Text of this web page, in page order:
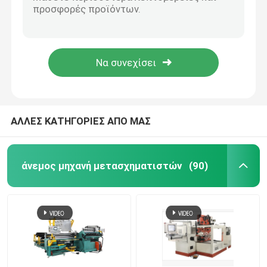
Μηχανή χύτευσης ρητίνης υπό κενό
Φούρνος ανάψυξης υπό κενό
Κέντρο τραύματος μετασχηματιστή
ΚΡΟ ΚΡΝΟ
ΑΛΛΕΣ ΚΑΤΗΓΟΡΙΕΣ ΑΠΟ ΜΑΣ
άνεμος μηχανή μετασχηματιστών (90)